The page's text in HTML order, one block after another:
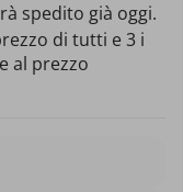
spedito già oggi.
di tutti e 3 i
al prezzo